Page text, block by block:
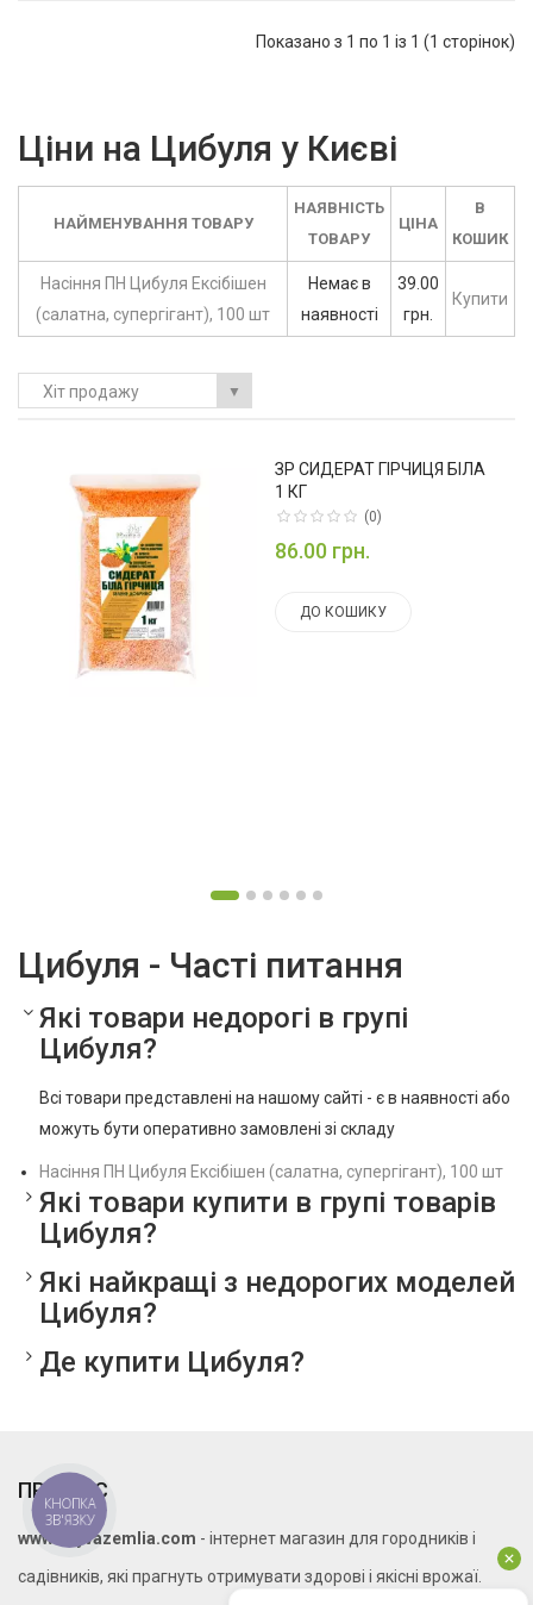
Показано з 1 по 1 із 1 (1 сторінок)
Ціни на Цибуля у Києві
НАЙМЕНУВАННЯ ТОВАРУ
НАЯВНІСТЬ
ТОВАРУ
ЦІНА
В
КОШИК
Насіння ПН Цибуля Ексібішен
(салатна, супергігант), 100 шт
Немає в
наявності
39.00
грн.
Купити
Хіт продажу ▼
ЗР СИДЕРАТ ГІРЧИЦЯ БІЛА
1 КГ
(0)
86.00 грн.
ДО КОШИКУ
Цибуля - Часті питання
Які товари недорогі в групі
Цибуля?
Всі товари представлені на нашому сайті - є в наявності або
можуть бути оперативно замовлені зі складу
Насіння ПН Цибуля Ексібішен (салатна, супергігант), 100 шт
Які товари купити в групі товарів
Цибуля?
Які найкращі з недорогих моделей
Цибуля?
Де купити Цибуля?
ПРО НАС
www.zhyvazemlia.com - інтернет магазин для городників і
садівників, які прагнуть отримувати здорові і якісні врожаї.
КНОПКА
ЗВ'ЯЗКУ